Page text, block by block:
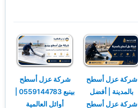
شركة عزل أسطح
بالمدينة | أفضل
شركة عزل أسطح
شركة عزل أسطح
بينبع 0559144783 |
أوائل العالمية